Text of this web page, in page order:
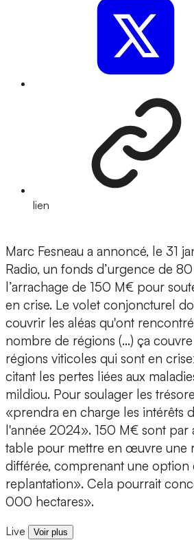
lien
Marc Fesneau a annoncé, le 31
Radio, un fonds d’urgence de
l’arrachage de 150 M€ pour
en crise. Le volet conjoncturel
couvrir les aléas qu'ont
nombre de régions (...) ça
régions viticoles qui sont en
citant les pertes liées aux
mildiou. Pour soulager les
«prendra en charge les intérêts
l'année 2024». 150 M€ sont par
table pour mettre en œuvre une
différée, comprenant une option
replantation». Cela pourrait
000 hectares».
Live Voir plus